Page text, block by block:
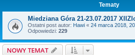
Tematy
Miedziana Góra 21-23.07.2017
Ostatni post autor: Hawi « 24 marca 2018,
Odpowiedzi: 229
NOWY TEMAT